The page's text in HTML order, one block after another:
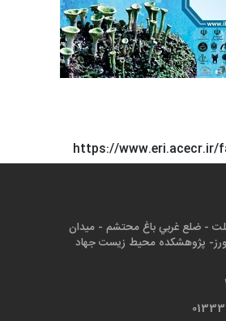
- ضلع غربي باغ محتشم - میدان
پژوهشکده محیط زیست جهاد